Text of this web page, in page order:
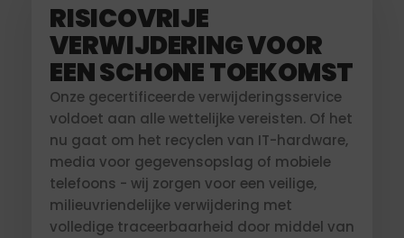
RISICOVRIJE
VERWIJDERING VOOR
EEN SCHONE TOEKOMST
Onze gecertificeerde verwijderingsservice
voldoet aan alle wettelijke vereisten. Of het
nu gaat om het recyclen van IT-hardware,
media voor gegevensopslag of mobiele
telefoons - wij zorgen voor een veilige,
milieuvriendelijke verwijdering met
volledige traceerbaarheid door middel van